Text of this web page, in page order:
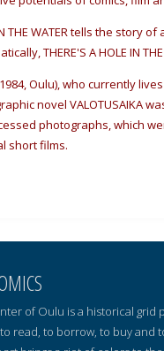
IN THE WATER tells the
THERE'S A HOLE IN
Oulu), who currently
novel VALOTUSAIKA
photographs, which
short films.
of Oulu is a historical
read, to borrow, to buy and